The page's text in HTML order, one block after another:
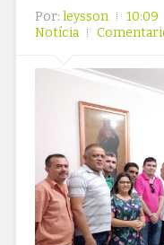
Por: leysson 10:09
Notícia